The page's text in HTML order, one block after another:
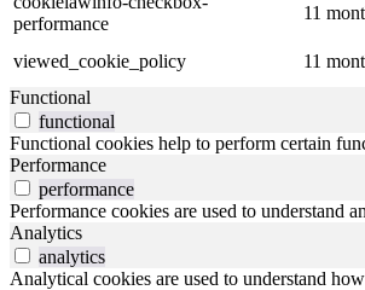
performance
11
viewed_cookie_policy 11
Functional
functional
Functional cookies help to perform certain
Performance
performance
Performance cookies are used to understand
Analytics
analytics
Analytical cookies are used to understand